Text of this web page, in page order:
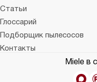
Статьи
Глоссарий
Подборщик пылесосов
Контакты
Miele в